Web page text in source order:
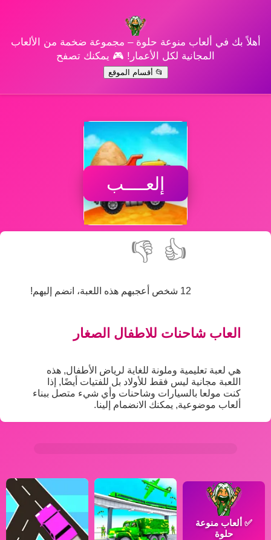
أهلاً بك في ألعاب منوعة حلوة – مجموعة ضخمة من الألعاب
المجانية لكل الأعمار! 🎮 يمكنك تصفح
📂 أقسام الموقع
إلعــــب
👍
👎
12 شخص أعجبهم هذه اللعبة، انضم إليهم!
العاب شاحنات للاطفال الصغار
هي لعبة تعليمية وملونة للغاية لرياض الأطفال, هذه
اللعبة مجانية ليس فقط للأولاد بل للفتيات أيضًا, إذا
كنت مولعا بالسيارات وشاحنات وأي شيء متصل ببناء
ألعاب موضوعية, يمكنك الانضمام إلينا.
✅ ألعاب منوعة
حلوة